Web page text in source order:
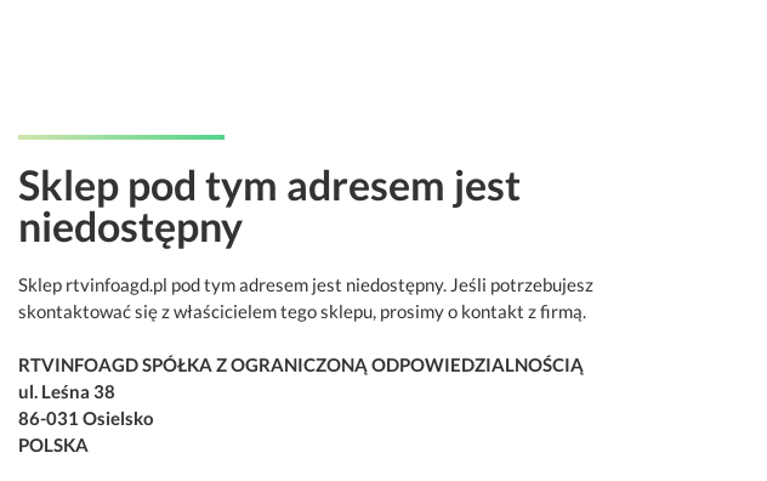
Sklep pod tym adresem jest
niedostępny
Sklep rtvinfoagd.pl pod tym adresem jest niedostępny. Jeśli potrzebujesz
skontaktować się z właścicielem tego sklepu, prosimy o kontakt z firmą.
RTVINFOAGD SPÓŁKA Z OGRANICZONĄ ODPOWIEDZIALNOŚCIĄ
ul. Leśna 38
86-031 Osielsko
POLSKA